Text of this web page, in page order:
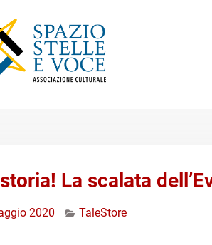
La scalata
2020 TaleStore